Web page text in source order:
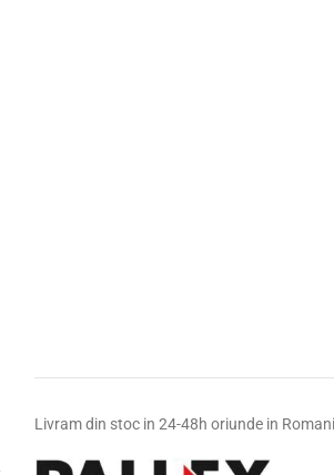
Livram din stoc in 24-48h oriunde in